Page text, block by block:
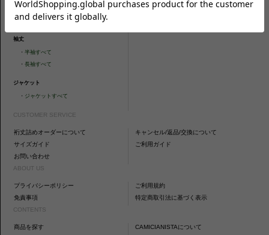
・ショートスリーブ
・ シャツすべて
袖丈
・半袖すべて
・長袖すべて
ジャケット
・ ジャケットすべて
・ネクタイすべて
CUSTOMER SERVICE
裄丈詰めオーダーについて
キャンセル/返品/交換について
サイズガイド
ご利用ガイド
お問い合わせ
ABOUT US
プライバシーポリシー
ご利用規約
免責事項
特定商取引法に基づく表示
CONTENTS
商品を探す
CAMICIANISTAについて